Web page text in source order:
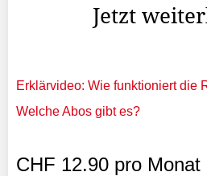
Jetzt
Erklärvideo: Wie funktioniert die
Welche Abos gibt es?
CHF 12.90 pro